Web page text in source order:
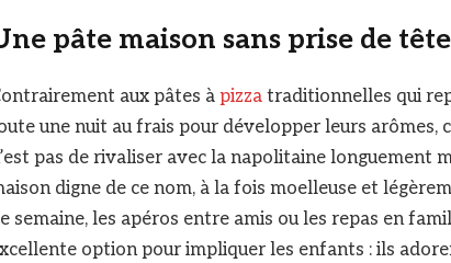
pâte maison sans prise de tête
aux pâtes à pizza traditionnelles qui
une nuit au frais pour développer leurs arômes,
pas de rivaliser avec la napolitaine longuement
digne de ce nom, à la fois moelleuse et
semaine, les apéros entre amis ou les repas en
option pour impliquer les enfants : ils